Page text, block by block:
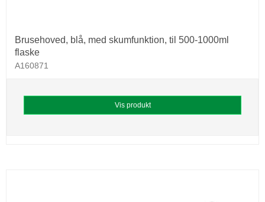
Brusehoved, blå, med skumfunktion, til 500-1000ml
flaske
A160871
Vis produkt